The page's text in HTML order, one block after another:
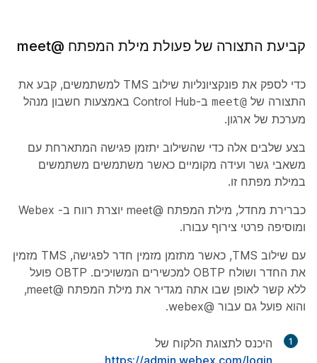
קביעת התצורה של פעולת מילת המפתח @meet
כדי לספק את פונקציונליות שילוב TMS למשתמשים, קבע את
התצורה של @meet
ב-Control Hub באמצעות חשבון מנהל
מערכת של ארגון.
בצע שלבים אלה כדי שהשילוב יתזמן פגישה המתארחת עם
משאבי גשר ועידה מקומיים כאשר משתמשים משתמשים
במילת מפתח זו.
כברירת מחדל, מילת המפתח @meet יוצרת רווח ב- Webex
ומוסיפה פרטי צירוף עבורו.
עם שילוב TMS, כאשר מתזמן מזמין חדר לפגישה, TMS מזמין
את החדר ושולח OBTP למכשירים המשויכים. OBTP פועל
ללא קשר לאופן שבו אתה מגדיר את מילת המפתח @meet,
והוא פועל גם עבור @webex.
1
היכנס לתצוגת הלקוח של
https://admin.webex.com/login
.